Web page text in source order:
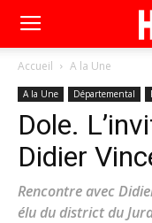
Accueil A la Une
A la Une Départemental
Dole.
Didier
Rencontre avec
élu du district du